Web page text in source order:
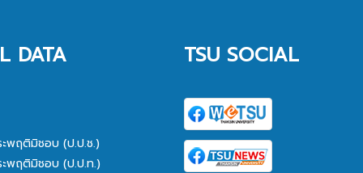
DATA
ะพฤติมิชอบ (ป.ป.ช.)
ะพฤติมิชอบ (ป.ป.ท.)
TSU SOCIAL